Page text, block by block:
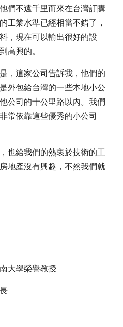
們不遠千里而來在台灣訂購
工業水準已經相當不錯了，
，現在可以輸出很好的設
高興的。
，這家公司告訴我，他們的
外包給台灣的一些本地小公
公司的十公里路以內。我們
常依靠這些優秀的小公司
也給我們的熱衷於技術的工
地產沒有興趣，不然我們就
大學榮譽教授